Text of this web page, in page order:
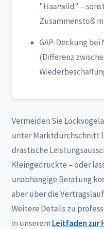
"Haarwild" –
Zusammenstoß
GAP-Deckung
(Differenz
Vermeiden Sie
unter Marktdurchschnitt
drastische
Kleingedruckte – oder
unabhängige Beratung
aber über die
Weitere Details zu
in unserem Leitfaden zur